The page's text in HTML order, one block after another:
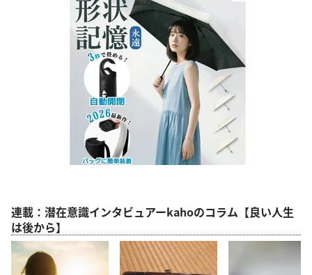
連載：潜在意識インタビュアーkahoのコラム【良い人生
は後から】